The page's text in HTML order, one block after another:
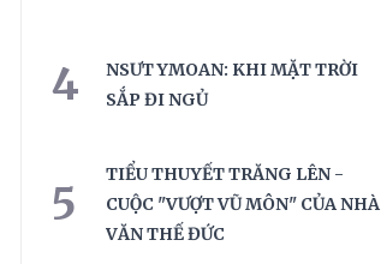
4
NSƯT YMOAN: KHI MẶT TRỜI
SẮP ĐI NGỦ
5
TIỂU THUYẾT TRĂNG LÊN -
CUỘC "VƯỢT VŨ MÔN" CỦA NHÀ
VĂN THẾ ĐỨC